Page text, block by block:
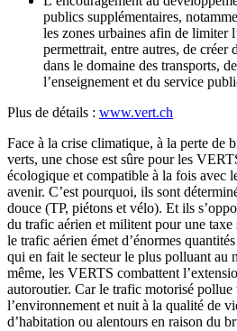
publics supplémentaires,
les zones urbaines afin de limiter
permettrait, entre autres, de créer
dans le domaine des transports,
l’enseignement et du service
Plus de détails : www.vert.ch
Face à la crise climatique, à la perte de
verts, une chose est sûre pour les
écologique et compatible à la fois avec
avenir. C’est pourquoi, ils sont
douce (TP, piétons et vélo). Et ils
du trafic aérien et militent pour une taxe
le trafic aérien émet d’énormes
qui en fait le secteur le plus polluant au
même, les VERTS combattent
autoroutier. Car le trafic motorisé pollue
l’environnement et nuit à la qualité de
d’habitation ou alentours en raison du